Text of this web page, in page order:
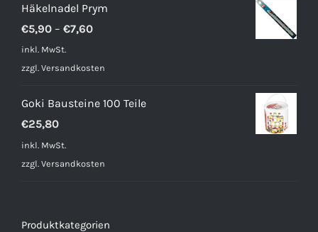
Häkelnadel Prym
€5,90 – €7,60
inkl. MwSt.
zzgl. Versandkosten
Goki Bausteine 100 Teile
€25,80
inkl. MwSt.
zzgl. Versandkosten
Produktkategorien